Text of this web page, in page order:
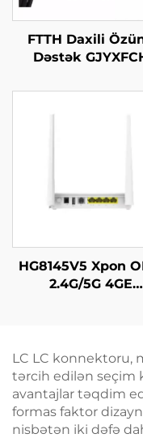
FTTH Daxili
Dəstək
HG8145V5 Xpon
2.4G/5G 4GE
LC LC konnektoru,
tərcih edilən seçim
avantajlar təqdim
formas faktor
nisbətən iki dəfə